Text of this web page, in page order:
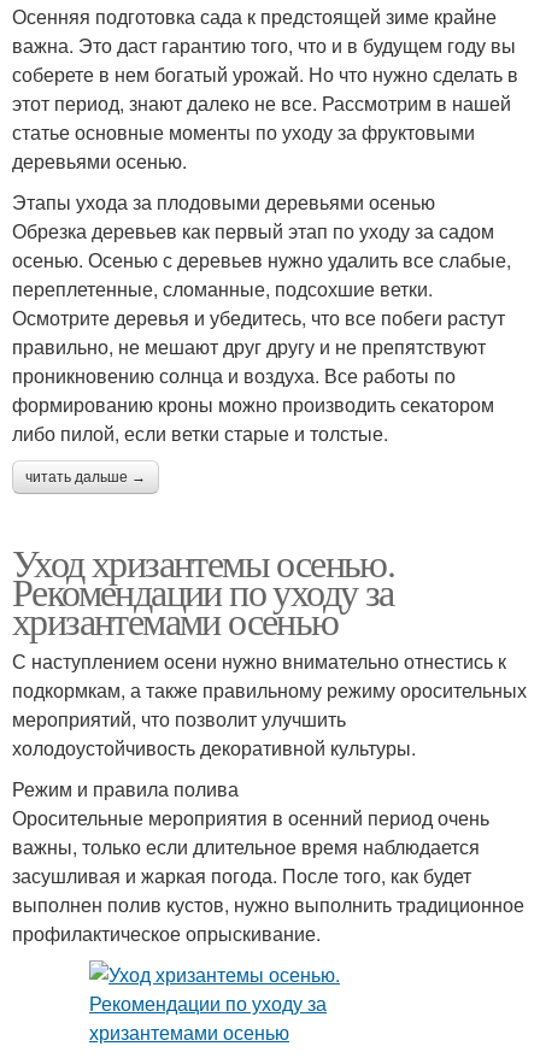
Осенняя подготовка сада к предстоящей зиме крайне
важна. Это даст гарантию того, что и в будущем году вы
соберете в нем богатый урожай. Но что нужно сделать в
этот период, знают далеко не все. Рассмотрим в нашей
статье основные моменты по уходу за фруктовыми
деревьями осенью.
Этапы ухода за плодовыми деревьями осенью
Обрезка деревьев как первый этап по уходу за садом
осенью. Осенью с деревьев нужно удалить все слабые,
переплетенные, сломанные, подсохшие ветки.
Осмотрите деревья и убедитесь, что все побеги растут
правильно, не мешают друг другу и не препятствуют
проникновению солнца и воздуха. Все работы по
формированию кроны можно производить секатором
либо пилой, если ветки старые и толстые.
читать дальше →
Уход хризантемы осенью.
Рекомендации по уходу за
хризантемами осенью
С наступлением осени нужно внимательно отнестись к
подкормкам, а также правильному режиму оросительных
мероприятий, что позволит улучшить
холодоустойчивость декоративной культуры.
Режим и правила полива
Оросительные мероприятия в осенний период очень
важны, только если длительное время наблюдается
засушливая и жаркая погода. После того, как будет
выполнен полив кустов, нужно выполнить традиционное
профилактическое опрыскивание.